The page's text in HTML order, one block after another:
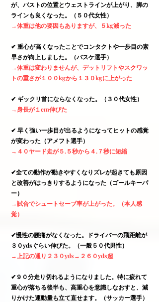
が、バストの位置とウェストラインが上がり、脚の
ラインも良くなった。（５０代女性）
→体重は他の要因もありますが、５kg減った
✔︎ 重心が高くなったことでコンタクトや一歩目の素
早さが向上しました。（バスケ選手）
→体重は変わりませんが、デットリフトやスクワッ
トの重さが１００kgから１３０kgに上がった
✔︎ ギックリ首にならなくなった。（３０代女性）
→身長が１cm伸びた
✔︎ 早く強い一歩目が出るようになってヒットの感覚
が変わった（アメフト選手）
→４０ヤード走が５.５秒から４.７秒に短縮
✔︎全ての動作が動きやすくなりズレが起きても原因
と改善がはっきりするようになった（ゴールキーパ
ー）
→試合でシュートセーブ率が上がった。（本人感
覚）
✔︎慢性の腰痛がなくなった。ドライバーの飛距離が
３０ydsぐらい伸びた。（一般５０代男性）
→上記の通り２３０yds→２６０yds超
✔︎９０分走り切れるようになりました。特に疲れて
重心が落ちる後半も、高重心を意識しなおすと、減
りかけた運動量も立て直せます。（サッカー選手）